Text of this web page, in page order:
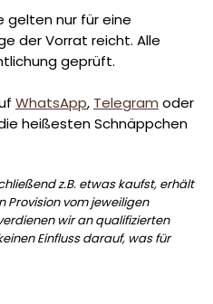
gelten nur für eine
der Vorrat reicht. Alle
geprüft.
WhatsApp, Telegram oder
heißesten Schnäppchen
z.B. etwas kaufst, erhält
Provision vom jeweiligen
wir an qualifizierten
Einfluss darauf, was für